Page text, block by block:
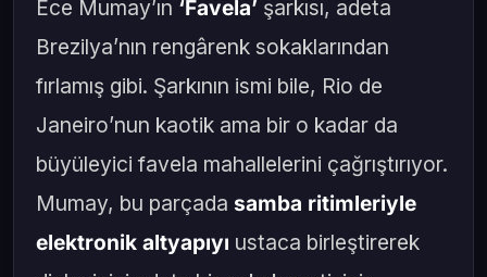
Ece Mumay’ın ‘Favela’ şarkısı, adeta
Brezilya’nın rengârenk sokaklarından
fırlamış gibi. Şarkının ismi bile, Rio de
Janeiro’nun kaotik ama bir o kadar da
büyüleyici favela mahallelerini çağrıştırıyor.
Mumay, bu parçada samba ritimleriyle
elektronik altyapıyı ustaca birleştirerek